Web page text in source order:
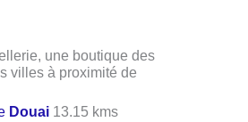
une boutique des
villes à proximité de
Douai 13.15 kms